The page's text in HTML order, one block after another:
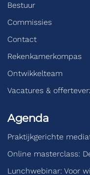
Bestuur
Commissies
Contact
Rekenkamerkompas
Ontwikkelteam
Vacatures &
Agenda
Praktijkgerichte
Online masterclass:
Lunchwebinar: Voor